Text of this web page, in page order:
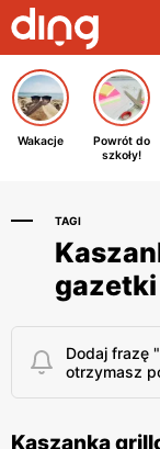
Wakacje
Powrót do
szkoły!
TAGI
Dodaj frazę
otrzymasz
Kaszanka